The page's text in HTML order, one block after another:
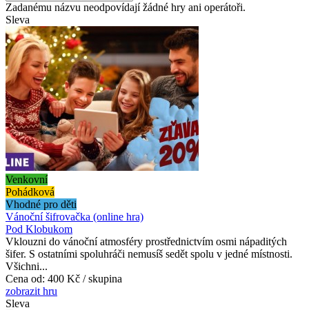
Zadanému názvu neodpovídají žádné hry ani operátoři.
Sleva
Venkovní
Pohádková
Vhodné pro děti
Vánoční šifrovačka (online hra)
Pod Klobukom
Vklouzni do vánoční atmosféry prostřednictvím osmi nápaditých
šifer. S ostatními spoluhráči nemusíš sedět spolu v jedné místnosti.
Všichni...
Cena od: 400 Kč / skupina
zobrazit hru
Sleva